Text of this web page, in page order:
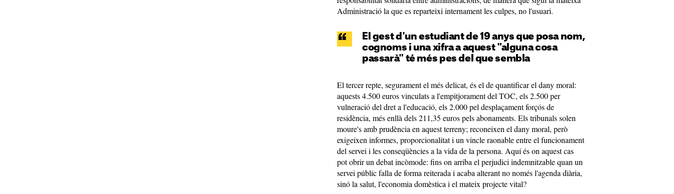
Administració la que es reparteixi internament les culpes, no l'usuari.
El gest d'un estudiant de 19 anys que posa nom,
cognoms i una xifra a aquest "alguna cosa
passarà" té més pes del que sembla
El tercer repte, segurament el més delicat, és el de quantificar el dany moral:
aquests 4.500 euros vinculats a l'empitjorament del TOC, els 2.500 per
vulneració del dret a l'educació, els 2.000 pel desplaçament forçós de
residència, més enllà dels 211,35 euros pels abonaments. Els tribunals solen
moure's amb prudència en aquest terreny; reconeixen el dany moral, però
exigeixen informes, proporcionalitat i un vincle raonable entre el funcionament
del servei i les conseqüències a la vida de la persona. Aquí és on aquest cas
pot obrir un debat incòmode: fins on arriba el perjudici indemnitzable quan un
servei públic falla de forma reiterada i acaba alterant no només l'agenda diària,
sinó la salut, l'economia domèstica i el mateix projecte vital?